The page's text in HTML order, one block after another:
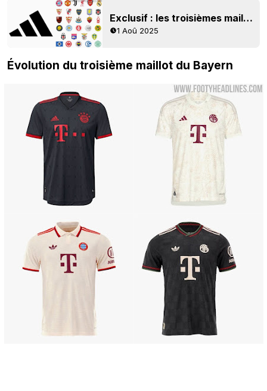
Exclusif : les troisièmes maillots Adidas 26-27 reviennent avec le logo Adidas moderne
1 Aoû 2025
Évolution du troisième maillot du Bayern